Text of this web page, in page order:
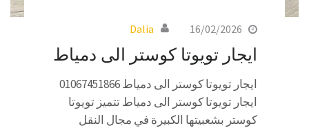
16/02/2026
Dalia
ايجار تويوتا كوستر الى دمياط
ايجار تويوتا كوستر الى دمياط 01067451866
ايجار تويوتا كوستر الى دمياط تتميز تويوتا
كوستر بشعبيتها الكبيرة في مجال النقل